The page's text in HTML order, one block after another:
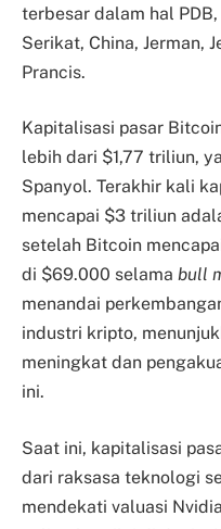
terbesar dalam hal
Serikat, China, Jerman,
Prancis.
Kapitalisasi pasar
lebih dari $1,77 triliun,
Spanyol. Terakhir kali
mencapai $3 triliun
setelah Bitcoin
di $69.000 selama bull
menandai
industri kripto,
meningkat dan
ini.
Saat ini, kapitalisasi
dari raksasa teknologi
mendekati valuasi